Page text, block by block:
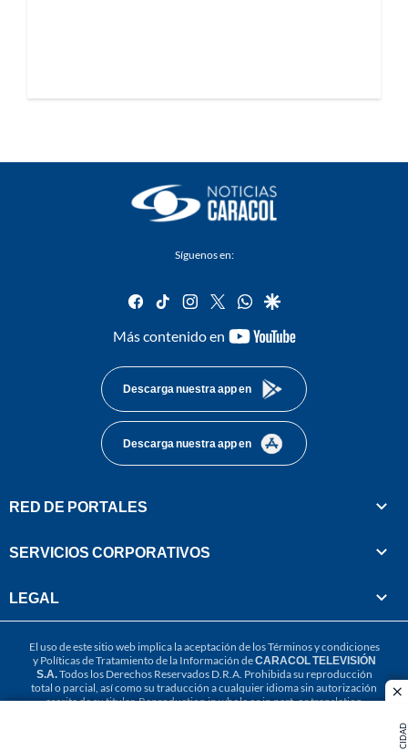
Síguenos en:
facebook
tiktok instagram
twitterwhatsapp
google
Más contenido en
youtube-
Descarga nuestra app en
Descarga nuestra app en
RED DE PORTALES
SERVICIOS CORPORATIVOS
LEGAL
El uso de este sitio web implica la aceptación de losTérminos y condiciones
y Políticas de Tratamiento de la Información deCARACOL TELEVISIÓN
S.A.Todos los Derechos Reservados D.R.A. Prohibida su reproducción
total o parcial, así como su traducción a cualquier idioma sin autorización
escrita de su titular. Reproduction in whole or in part, or translation